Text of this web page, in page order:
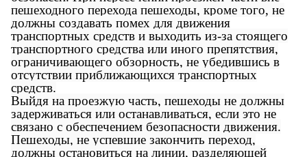
пешеходного перехода пешеходы, кроме того, не
должны создавать помех для движения
транспортных средств и выходить из-за стоящего
транспортного средства или иного препятствия,
ограничивающего обзорность, не убедившись в
отсутствии приближающихся транспортных
средств.
Выйдя на проезжую часть, пешеходы не должны
задерживаться или останавливаться, если это не
связано с обеспечением безопасности движения.
Пешеходы, не успевшие закончить переход,
должны остановиться на линии, разделяющей